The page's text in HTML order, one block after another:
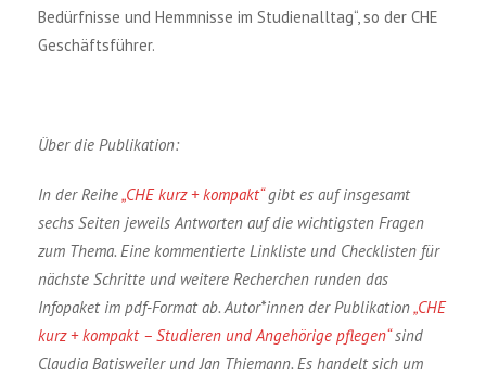
Bedürfnisse und Hemmnisse im Studienalltag“, so der CHE
Geschäftsführer.
Über die Publikation:
In der Reihe„CHE kurz + kompakt“gibt es auf insgesamt
sechs Seiten jeweils Antworten auf die wichtigsten Fragen
zum Thema. Eine kommentierte Linkliste und Checklisten für
nächste Schritte und weitere Recherchen runden das
Infopaket im pdf-Format ab. Autor*innen der Publikation„CHE
kurz + kompakt – Studieren und Angehörige pflegen“sind
Claudia Batisweiler und Jan Thiemann. Es handelt sich um